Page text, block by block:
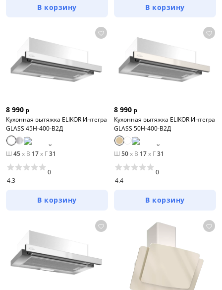
В корзину В корзину
8 990 р
Кухонная вытяжка ELIKOR Интегра
GLASS 45Н-400-В2Д
Ш 45x В 17x Г31
4.3
0
В корзину
8 990 р
Кухонная вытяжка ELIKOR Интегра
GLASS 50Н-400-В2Д
Ш 50x В 17x Г31
4.4
0
В корзину